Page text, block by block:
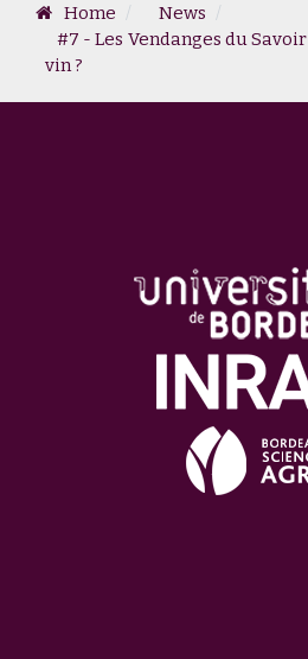
Home
News
#7 - Les Vendanges du
vin ?